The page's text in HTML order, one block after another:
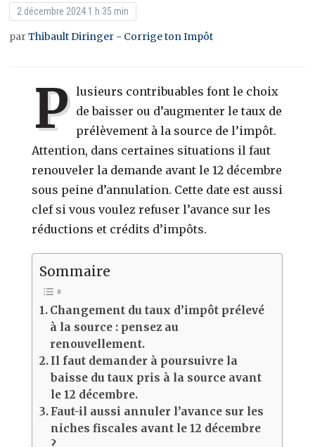
2 décembre 2024 1 h 35 min
parThibault Diringer - Corrige ton Impôt
P lusieurs contribuables font le choix
de baisser ou d’augmenter le taux de
prélèvement à la source de l’impôt.
Attention, dans certaines situations il faut
renouveler la demande avant le 12 décembre
sous peine d’annulation. Cette date est aussi
clef si vous voulez refuser l’avance sur les
réductions et crédits d’impôts.
Sommaire
Changement du taux d’impôt prélevé
à la source : pensez au
renouvellement.
Il faut demander à poursuivre la
baisse du taux pris à la source avant
le 12 décembre.
Faut-il aussi annuler l’avance sur les
niches fiscales avant le 12 décembre